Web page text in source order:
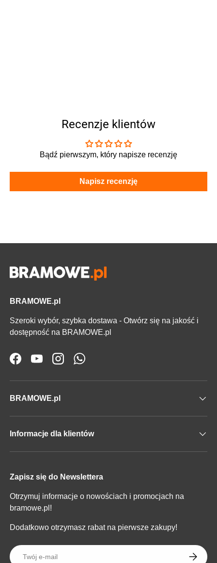
Recenzje klientów
Bądź pierwszym, który napisze recenzję
Napisz recenzję
BRAMOWE.pl
Szeroki wybór, szybka dostawa - Otwórz się na jakość i
dostępność na BRAMOWE.pl
FacebookYouTubeInstagramWhatsApp
BRAMOWE.pl
Informacje dla klientów
Zapisz się do Newslettera
Otrzymuj informacje o nowościach i promocjach na
bramowe.pl!
Dodatkowo otrzymasz rabat na pierwsze zakupy!
E-mail